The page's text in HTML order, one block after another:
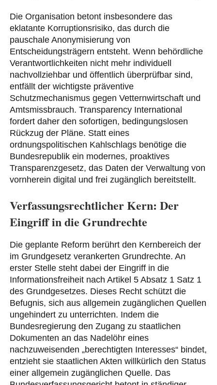
Die Organisation betont insbesondere das
eklatante Korruptionsrisiko, das durch die
pauschale Anonymisierung von
Entscheidungsträgern entsteht. Wenn behördliche
Verantwortlichkeiten nicht mehr individuell
nachvollziehbar und öffentlich überprüfbar sind,
entfällt der wichtigste präventive
Schutzmechanismus gegen Vetternwirtschaft und
Amtsmissbrauch. Transparency International
fordert daher den sofortigen, bedingungslosen
Rückzug der Pläne. Statt eines
ordnungspolitischen Kahlschlags benötige die
Bundesrepublik ein modernes, proaktives
Transparenzgesetz, das Daten der Verwaltung von
vornherein digital und frei zugänglich bereitstellt.
Verfassungsrechtlicher Kern: Der
Eingriff in die Grundrechte
Die geplante Reform berührt den Kernbereich der
im Grundgesetz verankerten Grundrechte. An
erster Stelle steht dabei der Eingriff in die
Informationsfreiheit nach Artikel 5 Absatz 1 Satz 1
des Grundgesetzes. Dieses Recht schützt die
Befugnis, sich aus allgemein zugänglichen Quellen
ungehindert zu unterrichten. Indem die
Bundesregierung den Zugang zu staatlichen
Dokumenten an das Nadelöhr eines
nachzuweisenden „berechtigten Interesses“ bindet,
entzieht sie staatlichen Akten willkürlich den Status
einer allgemein zugänglichen Quelle. Das